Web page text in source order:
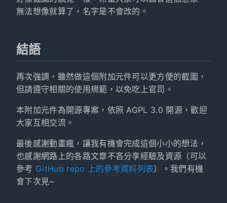
無法想像就算了，名字是不會改的。
結語
再次強調，雖然做這個附加元件可以更方便的截圖，
但請遵守相關的使用規範，以免吃上官司。
本附加元件為開源專案，依照 AGPL 3.0 開源，歡迎
大家互相交流。
最後感謝動畫瘋，讓我有機會完成這個小小的想法，
也感謝網路上的各路文章不吝分享經驗及資源（可以
參考 GitHub repo 上的參考資料列表）。我們有機
會下次見~